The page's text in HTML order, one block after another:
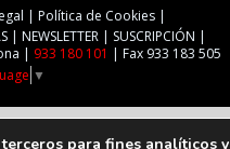
Política de Cookies
NEWSLETTER
SUSCRIPCIÓN
| 933 180 101 | Fax 933 183 505
▼
para fines analíticos y